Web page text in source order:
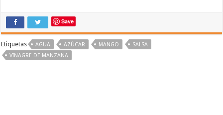
Save
Etiquetas AGUA AZÚCAR MANGO
SALSA
VINAGRE DE MANZANA